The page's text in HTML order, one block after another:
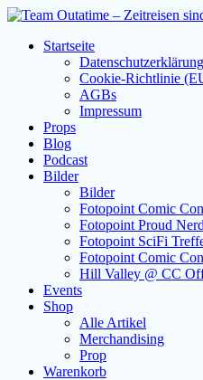
Zum
springenStartseite
Datenschutzerklärung
Cookie-Richtlinie
AGBs
Impressum
Props
Blog
Podcast
Bilder
Bilder
Fotopoint Comic
Fotopoint Proud
Fotopoint SciFi
Fotopoint Comic
Hill Valley @ CC
Events
Shop
Alle Artikel
Merchandising
Prop
Warenkorb